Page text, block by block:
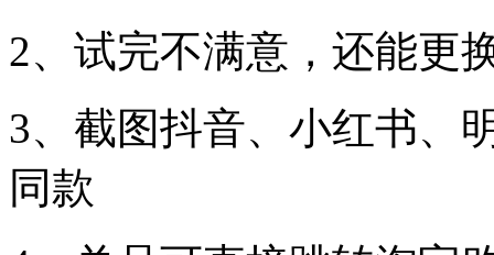
2、试完不满意，还能更
3、截图抖音、小红书、
同款